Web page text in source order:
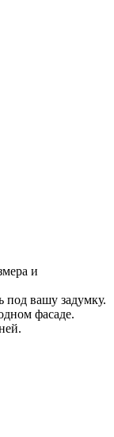
и
под вашу задумку.
фасаде.